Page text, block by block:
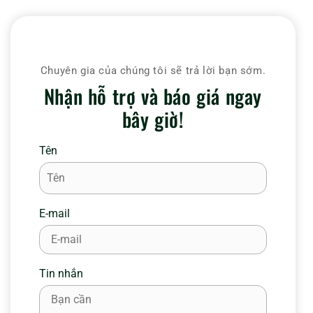
Chuyên gia của chúng tôi sẽ trả lời bạn sớm.
Nhận hỗ trợ và báo giá ngay
bây giờ!
Tên
E-mail
Tin nhắn